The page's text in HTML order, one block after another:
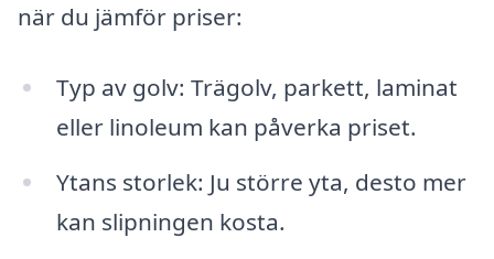
när du jämför priser:
Typ av golv: Trägolv, parkett, laminat
eller linoleum kan påverka priset.
Ytans storlek: Ju större yta, desto mer
kan slipningen kosta.